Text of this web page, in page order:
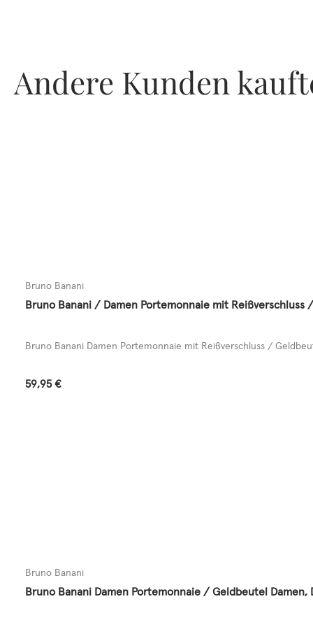
Andere Kunden
Bruno Banani
Bruno Banani / Damen Portemonnaie mit
Bruno Banani Damen Portemonnaie mit Reißverschluss /
Regulärer Preis:
59,95 €
Bruno Banani
Bruno Banani Damen Portemonnaie / Geldbeutel